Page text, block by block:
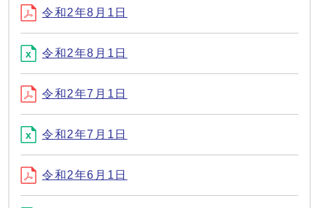
令和2年8月1日
令和2年8月1日
令和2年7月1日
令和2年7月1日
令和2年6月1日